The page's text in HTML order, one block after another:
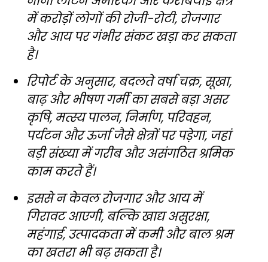
में करोड़ों लोगों की रोजी-रोटी, रोजगार
और आय पर गंभीर संकट खड़ा कर सकता
है।
रिपोर्ट के अनुसार, बदलते वर्षा चक्र, सूखा,
बाढ़ और भीषण गर्मी का सबसे बड़ा असर
कृषि, मत्स्य पालन, निर्माण, परिवहन,
पर्यटन और ऊर्जा जैसे क्षेत्रों पर पड़ेगा, जहां
बड़ी संख्या में गरीब और असंगठित श्रमिक
काम करते हैं।
इससे न केवल रोजगार और आय में
गिरावट आएगी, बल्कि खाद्य असुरक्षा,
महंगाई, उत्पादकता में कमी और बाल श्रम
का खतरा भी बढ़ सकता है।